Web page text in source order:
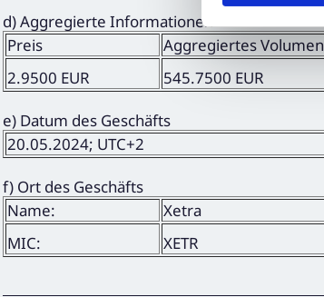
d) Aggregierte Informationen
Preis
Aggregiertes Volumen
2.9500 EUR
545.7500 EUR
e) Datum des Geschäfts
20.05.2024; UTC+2
f) Ort des Geschäfts
Name:
Xetra
MIC:
XETR